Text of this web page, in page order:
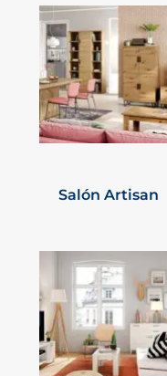
Salón Artisan